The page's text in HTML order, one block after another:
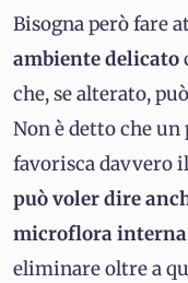
Bisogna però fare
ambiente delicato
che, se alterato,
Non è detto che
favorisca davvero
può voler dire
microflora interna
eliminare oltre a